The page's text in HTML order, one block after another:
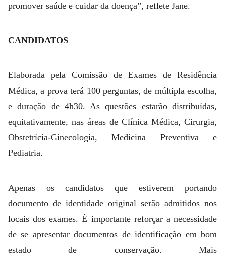
promover saúde e cuidar da doença”, reflete Jane.
CANDIDATOS
Elaborada pela Comissão de Exames de Residência
Médica, a prova terá 100 perguntas, de múltipla escolha,
e duração de 4h30. As questões estarão distribuídas,
equitativamente, nas áreas de Clínica Médica, Cirurgia,
Obstetrícia-Ginecologia, Medicina Preventiva e
Pediatria.
Apenas os candidatos que estiverem portando
documento de identidade original serão admitidos nos
locais dos exames. É importante reforçar a necessidade
de se apresentar documentos de identificação em bom
estado de conservação. Mais